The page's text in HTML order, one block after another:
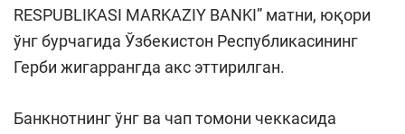
RESPUBLIKASI MARKAZIY BANKI” матни, юқори
ўнг бурчагида Ўзбекистон Республикасининг
Герби жигаррангда акс эттирилган.
Банкнотнинг ўнг ва чап томони чеккасида